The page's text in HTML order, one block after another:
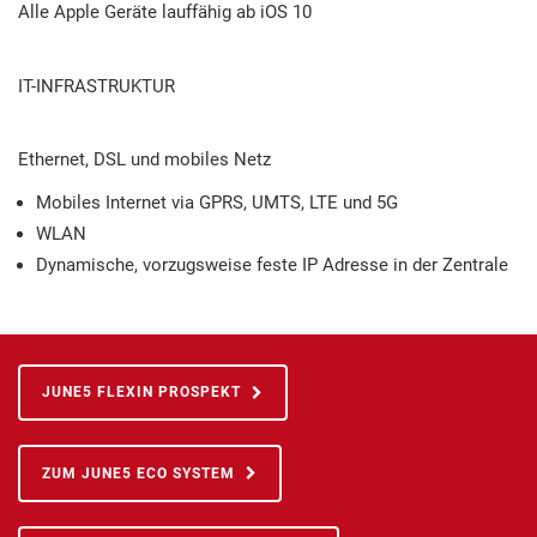
Alle Apple Geräte lauffähig ab iOS 10
IT-INFRASTRUKTUR
Ethernet, DSL und mobiles Netz
Mobiles Internet via GPRS, UMTS, LTE und 5G
WLAN
Dynamische, vorzugsweise feste IP Adresse in der Zentrale
JUNE5 FLEXIN PROSPEKT
ZUM JUNE5 ECO SYSTEM